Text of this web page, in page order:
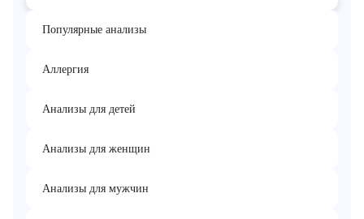
Популярные анализы
Аллергия
Анализы для детей
Анализы для женщин
Анализы для мужчин